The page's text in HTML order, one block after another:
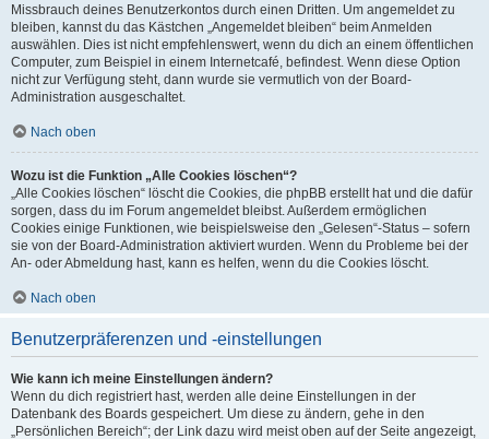
Missbrauch deines Benutzerkontos durch einen Dritten. Um angemeldet zu
bleiben, kannst du das Kästchen „Angemeldet bleiben“ beim Anmelden
auswählen. Dies ist nicht empfehlenswert, wenn du dich an einem öffentlichen
Computer, zum Beispiel in einem Internetcafé, befindest. Wenn diese Option
nicht zur Verfügung steht, dann wurde sie vermutlich von der Board-
Administration ausgeschaltet.
Nach oben
Wozu ist die Funktion „Alle Cookies löschen“?
„Alle Cookies löschen“ löscht die Cookies, die phpBB erstellt hat und die dafür
sorgen, dass du im Forum angemeldet bleibst. Außerdem ermöglichen
Cookies einige Funktionen, wie beispielsweise den „Gelesen“-Status – sofern
sie von der Board-Administration aktiviert wurden. Wenn du Probleme bei der
An- oder Abmeldung hast, kann es helfen, wenn du die Cookies löscht.
Nach oben
Benutzerpräferenzen und -einstellungen
Wie kann ich meine Einstellungen ändern?
Wenn du dich registriert hast, werden alle deine Einstellungen in der
Datenbank des Boards gespeichert. Um diese zu ändern, gehe in den
„Persönlichen Bereich“; der Link dazu wird meist oben auf der Seite angezeigt,